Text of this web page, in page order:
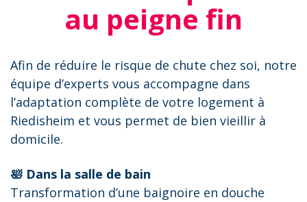
au peigne fin
Afin de réduire le risque de chute chez soi, notre
équipe d’experts vous accompagne dans
l’adaptation complète de votre logement à
Riedisheim et vous permet de bien vieillir à
domicile.
🛀 Dans la salle de bain
Transformation d’une baignoire en douche